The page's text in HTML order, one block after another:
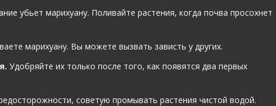
убьет марихуану. Поливайте растения, когда почва просохнет
марихуану. Вы можете вызвать зависть у других.
Удобряйте их только после того, как появятся два первых
советую промывать растения чистой водой.